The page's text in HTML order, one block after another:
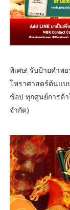
พิเศษ! รับป้ายคำพ
โหราศาสตร์ต้นแบ
ช้อป ทุกศูนย์การค้
จำกัด)